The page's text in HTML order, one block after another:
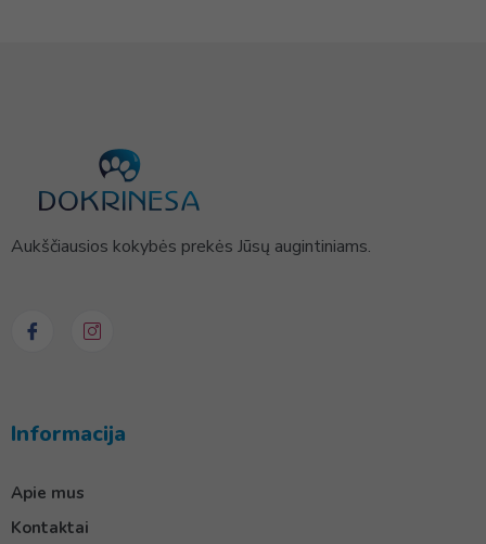
Aukščiausios kokybės prekės Jūsų augintiniams.
Informacija
Apie mus
Kontaktai